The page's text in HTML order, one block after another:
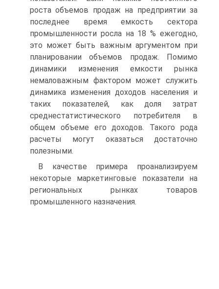
роста объемов продаж на предприятии за
последнее время емкость сектора
промышленности росла на 18 % ежегодно,
это может быть важным аргументом при
планировании объемов продаж. Помимо
динамики изменения емкости рынка
немаловажным фактором может служить
динамика изменения доходов населения и
таких показателей, как доля затрат
среднестатистического потребителя в
общем объеме его доходов. Такого рода
расчеты могут оказаться достаточно
полезными.
В качестве примера проанализируем
некоторые маркетинговые показатели на
региональных рынках товаров
промышленного назначения.